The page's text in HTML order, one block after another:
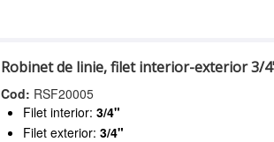
Robinet de linie, filet interior-exterior 3/
Cod: RSF20005
Filet interior:3/4"
Filet exterior:3/4"